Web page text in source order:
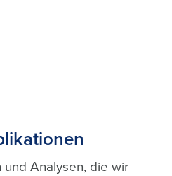
Analysen, die wir